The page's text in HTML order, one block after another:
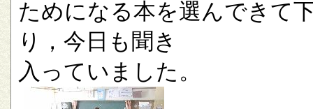
ためになる本を選んできて
り，今日も聞き
入っていました。